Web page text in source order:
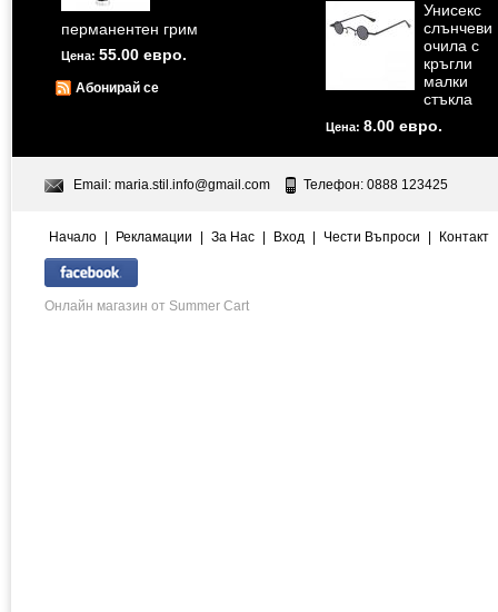
перманентен грим
Цена: 55.00 евро.
Абонирай се
Унисекс
слънчеви
очила с
кръгли
малки
стъкла
Цена: 8.00 евро.
Email: maria.stil.info@gmail.com Телефон: 0888 123425
Начало | Рекламации | За Нас | Вход | Чести Въпроси | Контакт
Онлайн магазин от Summer Cart